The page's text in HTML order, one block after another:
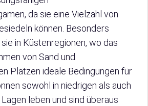
da sie eine Vielzahl von
können. Besonders
in Küstenregionen, wo das
von Sand und
Plätzen ideale Bedingungen für
sowohl in niedrigen als auch
leben und sind überaus